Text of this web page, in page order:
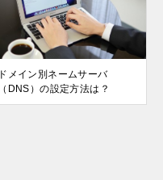
ドメイン別ネームサーバ
（DNS）の設定方法は？